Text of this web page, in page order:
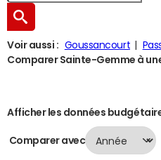
Voir aussi : Goussancourt
Comparer Sainte-Gemme à
Afficher les données
Comparer avec